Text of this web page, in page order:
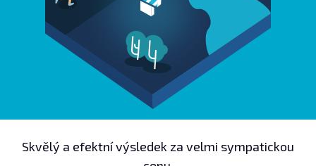
Skvělý a efektní výsledek za velmi sympatickou